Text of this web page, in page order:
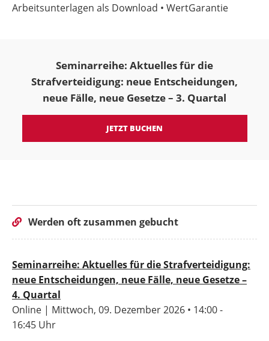
Arbeitsunterlagen als Download • WertGarantie
Seminarreihe: Aktuelles für die
Strafverteidigung: neue Entscheidungen,
neue Fälle, neue Gesetze – 3. Quartal
JETZT BUCHEN
Werden oft zusammen gebucht
Seminarreihe: Aktuelles für die Strafverteidigung:
neue Entscheidungen, neue Fälle, neue Gesetze –
4. Quartal
Online | Mittwoch, 09. Dezember 2026 • 14:00 -
16:45 Uhr